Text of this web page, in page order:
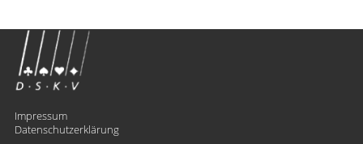
Impressum
Datenschutzerklärung